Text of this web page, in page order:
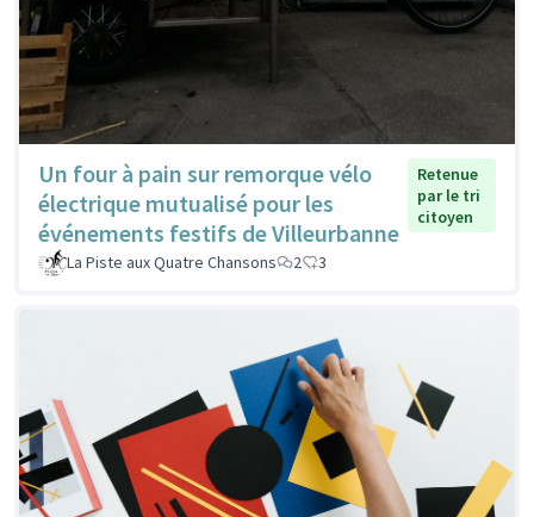
Un four à pain sur remorque vélo
électrique mutualisé pour les
événements festifs de Villeurbanne
Retenue
par le tri
citoyen
La Piste aux Quatre Chansons 2 3